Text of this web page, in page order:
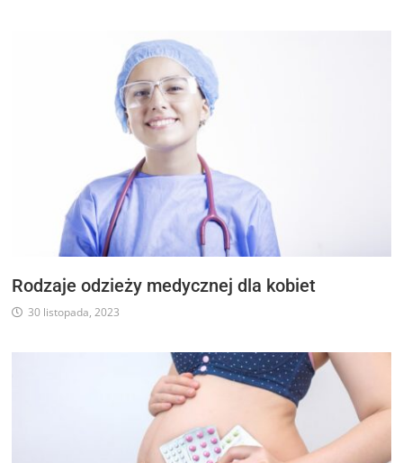
Rodzaje odzieży medycznej dla kobiet
30 listopada, 2023